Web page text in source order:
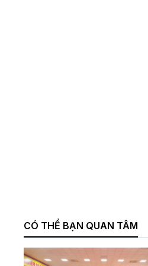
CÓ THỂ BẠN QUAN TÂM